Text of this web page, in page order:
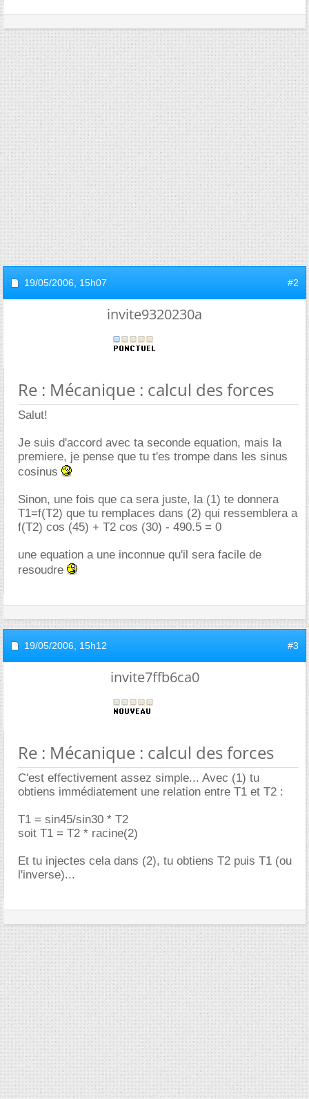
19/05/2006, 15h07 #2
invite9320230a
Re : Mécanique : calcul des forces
Salut!
Je suis d'accord avec ta seconde equation, mais la
premiere, je pense que tu t'es trompe dans les sinus
cosinus
Sinon, une fois que ca sera juste, la (1) te donnera
T1=f(T2) que tu remplaces dans (2) qui ressemblera a
f(T2) cos (45) + T2 cos (30) - 490.5 = 0
une equation a une inconnue qu'il sera facile de
resoudre
19/05/2006, 15h12 #3
invite7ffb6ca0
Re : Mécanique : calcul des forces
C'est effectivement assez simple... Avec (1) tu
obtiens immédiatement une relation entre T1 et T2 :
T1 = sin45/sin30 * T2
soit T1 = T2 * racine(2)
Et tu injectes cela dans (2), tu obtiens T2 puis T1 (ou
l'inverse)...